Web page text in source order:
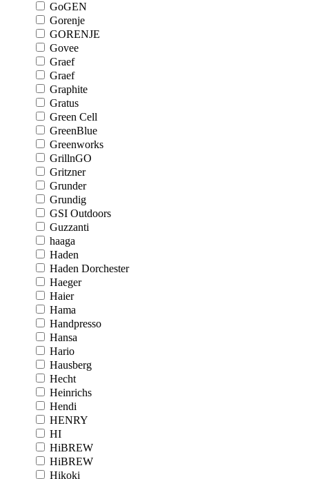
GoGEN
Gorenje
GORENJE
Govee
Graef
Graef
Graphite
Gratus
Green Cell
GreenBlue
Greenworks
GrillnGO
Gritzner
Grunder
Grundig
GSI Outdoors
Guzzanti
haaga
Haden
Haden Dorchester
Haeger
Haier
Hama
Handpresso
Hansa
Hario
Hausberg
Hecht
Heinrichs
Hendi
HENRY
HI
HiBREW
HiBREW
Hikoki